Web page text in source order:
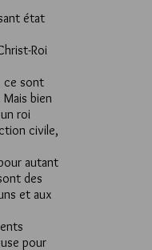
état
Roi
ce sont
bien
roi
civile,
autant
des
et aux
pour